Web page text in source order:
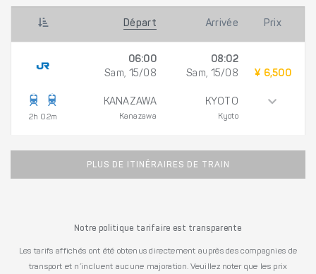
Départ Arrivée Prix
2h 02m
06:00
Sam, 15/08
KANAZAWA
Kanazawa
08:02
Sam, 15/08
KYOTO
Kyoto
¥ 6,500
PLUS DE ITINÉRAIRES DE TRAIN
Notre politique tarifaire est transparente
Les tarifs affichés ont été obtenus directement auprès des compagnies de
transport et n’incluent aucune majoration. Veuillez noter que les prix